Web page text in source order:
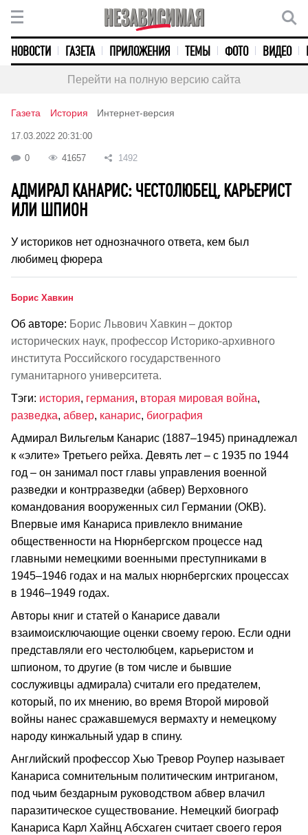
НОВОСТИ ГАЗЕТА ПРИЛОЖЕНИЯ ТЕМЫ ФОТО ВИДЕО
Перейти на полную версию сайта
Газета История Интернет-версия
17.03.2022 20:31:00
0 41657 1492
АДМИРАЛ КАНАРИС: ЧЕСТОЛЮБЕЦ, КАРЬЕРИСТ
ИЛИ ШПИОН
У историков нет однозначного ответа, кем был
любимец фюрера
Борис Хавкин
Об авторе: Борис Львович Хавкин – доктор
исторических наук, профессор Историко-архивного
института Российского государственного
гуманитарного университета.
Тэги: история, германия, вторая мировая война,
разведка, абвер, канарис, биография
Адмирал Вильгельм Канарис (1887–1945) принадлежал
к «элите» Третьего рейха. Девять лет – с 1935 по 1944
год – он занимал пост главы управления военной
разведки и контрразведки (абвер) Верховного
командования вооруженных сил Германии (ОКВ).
Впервые имя Канариса привлекло внимание
общественности на Нюрнбергском процессе над
главными немецкими военными преступниками в
1945–1946 годах и на малых нюрнбергских процессах
в 1946–1949 годах.
Авторы книг и статей о Канарисе давали
взаимоисключающие оценки своему герою. Если одни
представляли его честолюбцем, карьеристом и
шпионом, то другие (в том числе и бывшие
сослуживцы адмирала) считали его предателем,
который, по их мнению, во время Второй мировой
войны нанес сражавшемуся вермахту и немецкому
народу кинжальный удар в спину.
Английский профессор Хью Тревор Роупер называет
Канариса сомнительным политическим интриганом,
под чьим бездарным руководством абвер влачил
паразитическое существование. Немецкий биограф
Канариса Карл Хайнц Абсхаген считает своего героя